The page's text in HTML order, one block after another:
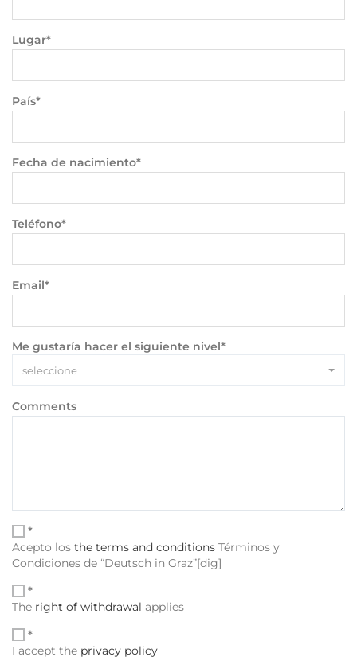
Lugar*
País*
Fecha de nacimiento*
Teléfono*
Email*
Me gustaría hacer el siguiente nivel*
seleccione
Comments
*
Acepto los the terms and conditions Términos y
Condiciones de “Deutsch in Graz”[dig]
*
The right of withdrawal applies
*
I accept the privacy policy